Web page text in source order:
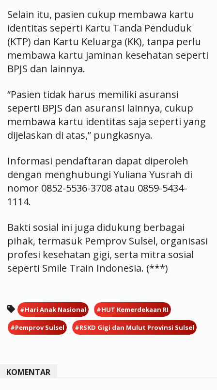
Selain itu, pasien cukup membawa kartu
identitas seperti Kartu Tanda Penduduk
(KTP) dan Kartu Keluarga (KK), tanpa perlu
membawa kartu jaminan kesehatan seperti
BPJS dan lainnya.
“Pasien tidak harus memiliki asuransi
seperti BPJS dan asuransi lainnya, cukup
membawa kartu identitas saja seperti yang
dijelaskan di atas,” pungkasnya.
Informasi pendaftaran dapat diperoleh
dengan menghubungi Yuliana Yusrah di
nomor 0852-5536-3708 atau 0859-5434-
1114.
Bakti sosial ini juga didukung berbagai
pihak, termasuk Pemprov Sulsel, organisasi
profesi kesehatan gigi, serta mitra sosial
seperti Smile Train Indonesia. (***)
#Hari Anak Nasional #HUT Kemerdekaan RI
#Pemprov Sulsel #RSKD Gigi dan Mulut Provinsi Sulsel
KOMENTAR